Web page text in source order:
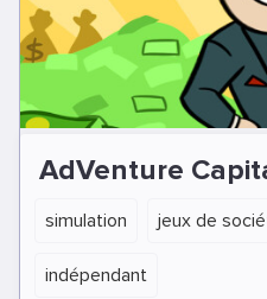
AdVenture
simulation jeux de
indépendant